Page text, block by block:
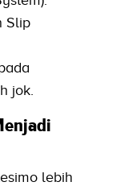
Slip
jok.
lebih